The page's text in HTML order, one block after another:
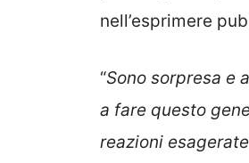
nell’esprimere
“Sono sorpresa e
a fare questo
reazioni